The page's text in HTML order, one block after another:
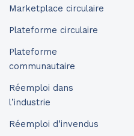
Marketplace circulaire
Plateforme circulaire
Plateforme
communautaire
Réemploi dans
l’industrie
Réemploi d’invendus